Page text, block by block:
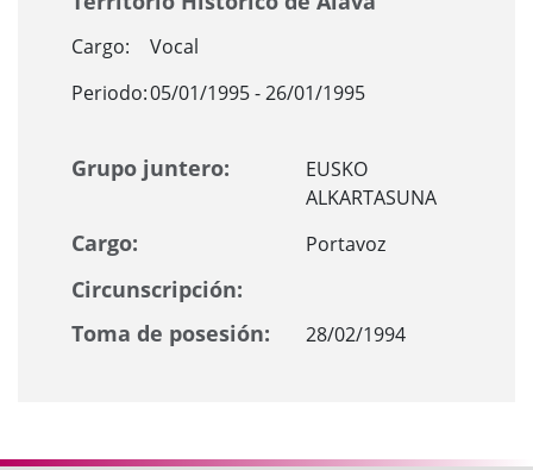
Cargo:
Vocal
Periodo:05/01/1995 - 26/01/1995
Grupo juntero:
EUSKO
ALKARTASUNA
Cargo: Portavoz
Circunscripción:
Toma de posesión:
28/02/1994